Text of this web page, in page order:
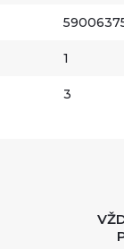
1
3